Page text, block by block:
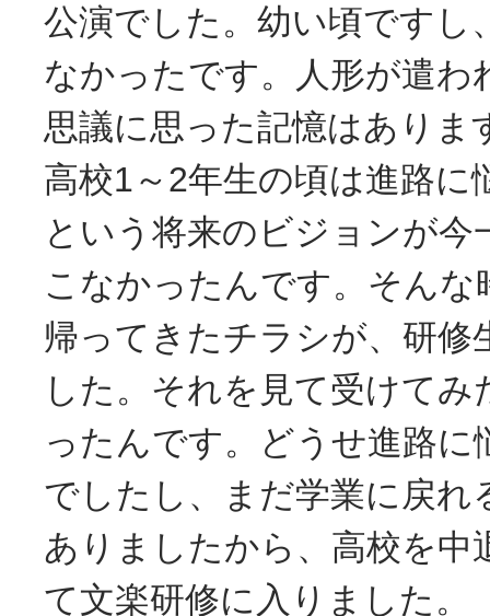
公演でした。幼い頃ですし
なかったです。人形が遣わ
思議に思った記憶はありま
高校1～2年生の頃は進路に
という将来のビジョンが今
こなかったんです。そんな
帰ってきたチラシが、研修
した。それを見て受けてみ
ったんです。どうせ進路に
でしたし、まだ学業に戻れ
ありましたから、高校を中
て文楽研修に入りました。